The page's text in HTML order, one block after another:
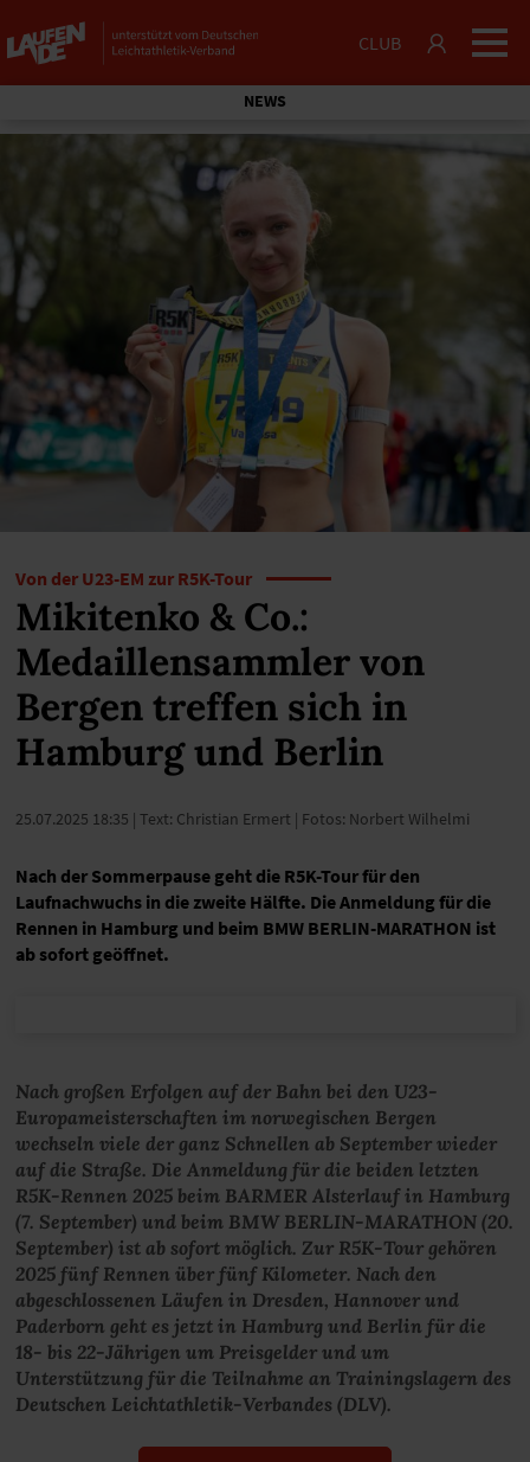
CLUB
NEWS
Von der U23-EM zur R5K-Tour
Mikitenko & Co.:
Medaillensammler von
Bergen treffen sich in
Hamburg und Berlin
25.07.2025 18:35 | Text: Christian Ermert | Fotos: Norbert Wilhelmi
Nach der Sommerpause geht die R5K-Tour für den
Laufnachwuchs in die zweite Hälfte. Die Anmeldung für die
Rennen in Hamburg und beim BMW BERLIN-MARATHON ist
ab sofort geöffnet.
Nach großen Erfolgen auf der Bahn bei den U23-
Europameisterschaften im norwegischen Bergen
wechseln viele der ganz Schnellen ab September wieder
auf die Straße. Die Anmeldung für die beiden letzten
R5K-Rennen 2025 beim BARMER Alsterlauf in Hamburg
(7. September) und beim BMW BERLIN-MARATHON (20.
September) ist ab sofort möglich. Zur R5K-Tour gehören
2025 fünf Rennen über fünf Kilometer. Nach den
abgeschlossenen Läufen in Dresden, Hannover und
Paderborn geht es jetzt in Hamburg und Berlin für die
18- bis 22-Jährigen um Preisgelder und um
Unterstützung für die Teilnahme an Trainingslagern des
Deutschen Leichtathletik-Verbandes (DLV).